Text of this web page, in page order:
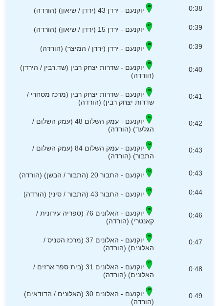
0:38 יוקנעם - ירדן 43 (ירדן / שיאון) (הורדה)
0:39 יוקנעם - ירדן 15 (ירדן / שיאון) (הורדה)
0:39 יוקנעם - ירדן (ירדן / המיצר) (הורדה)
0:40
יוקנעם - שדרות יצחק רבין (שד.רבין / הירדן)
(הורדה)
0:41
יוקנעם - שדרות יצחק רבין (מרכז מסחרי /
שדרות יצחק רבין) (הורדה)
0:42
יוקנעם - עמק השלום 48 (עמק השלום /
הגלעד) (הורדה)
0:43
יוקנעם - עמק השלום 84 (עמק השלום /
התבור) (הורדה)
0:43 יוקנעם - התבור 20 (התבור / הבשן) (הורדה)
0:44 יוקנעם - התבור 43 (התבור / סיני) (הורדה)
0:46
יוקנעם - האלונים 76 (ספריה עירונית /
קאנטרי) (הורדה)
0:47
יוקנעם - האלונים 37 (מרכז הטניס /
האלונים) (הורדה)
0:48
יוקנעם - האלונים 31 (בית ספר ארזים /
האלונים) (הורדה)
0:49
יוקנעם - האלונים 30 (האלונים / הדודאים)
(הורדה)